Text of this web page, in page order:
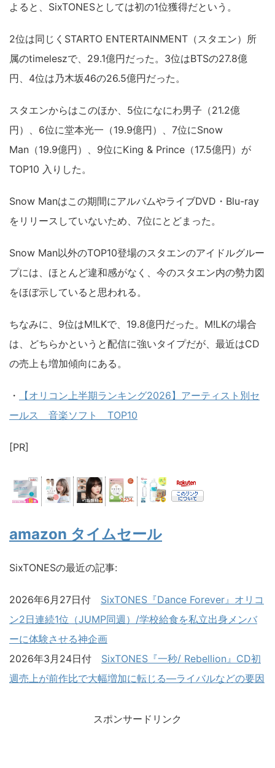
よると、SixTONESとしては初の1位獲得だという。
2位は同じくSTARTO ENTERTAINMENT（スタエン）所
属のtimeleszで、29.1億円だった。3位はBTSの27.8億
円、4位は乃木坂46の26.5億円だった。
スタエンからはこのほか、5位になにわ男子（21.2億
円）、6位に堂本光一（19.9億円）、7位にSnow
Man（19.9億円）、9位にKing & Prince（17.5億円）が
TOP10 入りした。
Snow Manはこの期間にアルバムやライブDVD・Blu-ray
をリリースしていないため、7位にとどまった。
Snow Man以外のTOP10登場のスタエンのアイドルグルー
プには、ほとんど違和感がなく、今のスタエン内の勢力図
をほぼ示していると思われる。
ちなみに、9位はM!LKで、19.8億円だった。M!LKの場合
は、どちらかというと配信に強いタイプだが、最近はCD
の売上も増加傾向にある。
・
【オリコン上半期ランキング2026】アーティスト別セ
ールス 音楽ソフト TOP10
[PR]
amazon タイムセール
SixTONESの最近の記事:
2026年6月27日付 SixTONES『Dance Forever』オリコ
ン2日連続1位（JUMP同週）/学校給食を私立出身メンバ
ーに体験させる神企画
2026年3月24日付 SixTONES『一秒/ Rebellion』CD初
週売上が前作比で大幅増加に転じる―ライバルなどの要因
スポンサードリンク